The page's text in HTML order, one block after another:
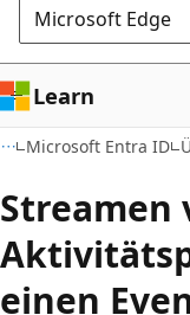
Microsoft Edge
Learn
Microsoft Entra ID
Streamen
einen